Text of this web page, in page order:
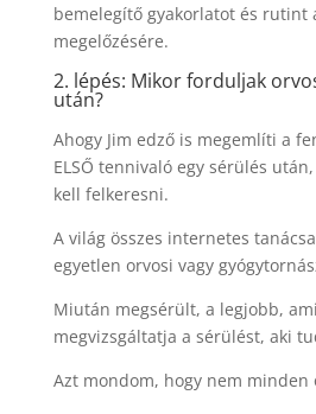
bemelegítő gyakorlatot és rutint
megelőzésére.
2. lépés: Mikor forduljak
után?
Ahogy Jim edző is megemlíti a
ELSŐ tennivaló egy sérülés
kell felkeresni.
A világ összes internetes
egyetlen orvosi vagy
Miután megsérült, a legjobb,
megvizsgáltatja a sérülést, aki
Azt mondom, hogy nem minden